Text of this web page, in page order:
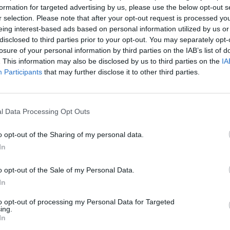
for targeted advertising by us, please use the below opt-out
selection. Please note that after your opt-out request is processed
interest-based ads based on personal information utilized by us
to third parties prior to your opt-out. You may separately
of your personal information by third parties on the IAB’s list of
This information may also be disclosed by us to third parties on the
Participants that may further disclose it to other third parties.
Data Processing Opt Outs
opt-out of the Sharing of my personal data.
opt-out of the Sale of my Personal Data.
opt-out of processing my Personal Data for Targeted
Cím: Dudás Attila
Műgyűjtők Háza kft.
Budapest
1023.Bp. Zsigmond tér 11.
1023
Telefon: 18008123
optimális áron, gyorsan találjanak vevőt